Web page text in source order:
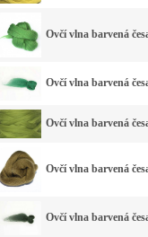
Ovčí vlna barvená
Ovčí vlna barvená
Ovčí vlna barvená
Ovčí vlna barvená
Ovčí vlna barvená